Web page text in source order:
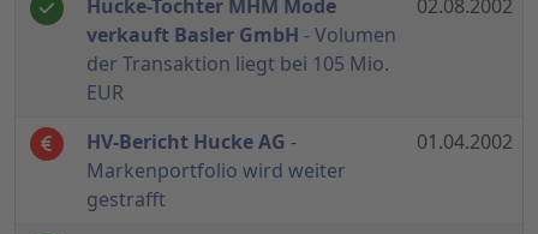
Hucke-Tochter MHM Mode
verkauft Basler GmbH - Volumen
der Transaktion liegt bei 105 Mio.
EUR
02.08.2002
HV-Bericht Hucke AG -
Markenportfolio wird weiter
gestrafft
01.04.2002